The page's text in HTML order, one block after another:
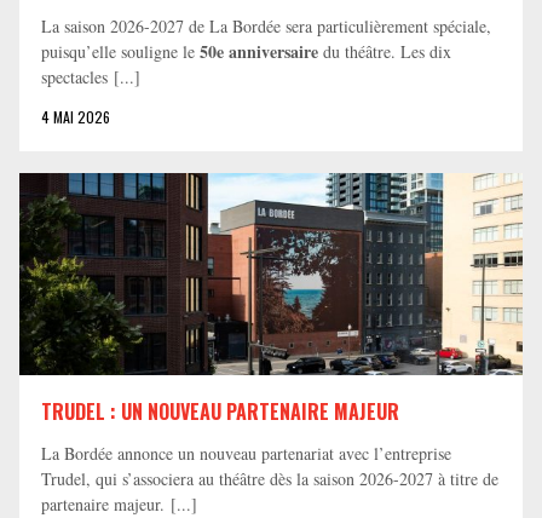
La saison 2026-2027 de La Bordée sera particulièrement spéciale,
puisqu’elle souligne le 50e anniversaire du théâtre. Les dix
spectacles [...]
4 MAI 2026
TRUDEL : UN NOUVEAU PARTENAIRE MAJEUR
La Bordée annonce un nouveau partenariat avec l’entreprise
Trudel, qui s’associera au théâtre dès la saison 2026-2027 à titre de
partenaire majeur. [...]